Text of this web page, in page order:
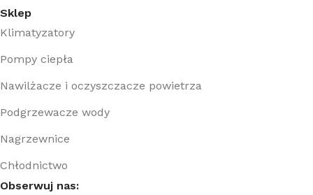
Sklep
Klimatyzatory
Pompy ciepła
Nawilżacze i oczyszczacze powietrza
Podgrzewacze wody
Nagrzewnice
Chłodnictwo
Obserwuj nas: